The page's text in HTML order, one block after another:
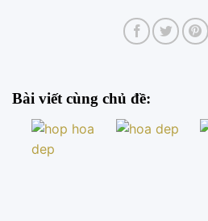
Bài viết cùng chủ đề: